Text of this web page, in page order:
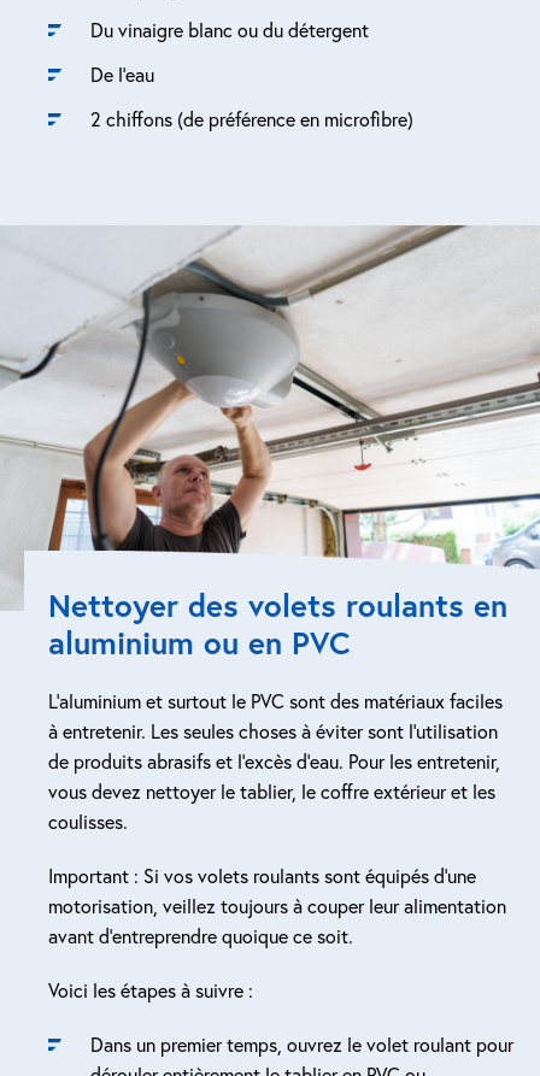
Du vinaigre blanc ou du détergent
De l’eau
2 chiffons (de préférence en microfibre)
Nettoyer des volets roulants en
aluminium ou en PVC
L’aluminium et surtout le PVC sont des matériaux faciles
à entretenir. Les seules choses à éviter sont l’utilisation
de produits abrasifs et l’excès d’eau. Pour les entretenir,
vous devez nettoyer le tablier, le coffre extérieur et les
coulisses.
Important : Si vos volets roulants sont équipés d’une
motorisation, veillez toujours à couper leur alimentation
avant d’entreprendre quoique ce soit.
Voici les étapes à suivre :
Dans un premier temps, ouvrez le volet roulant pour